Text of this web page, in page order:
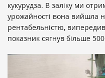
кукурудза. В заліку ми
урожайності вона вийшла
рентабельністю,
показник сягнув більше